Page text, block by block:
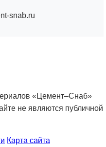
snab.ru
«Цемент–Снаб»
не являются публичной
Карта сайта